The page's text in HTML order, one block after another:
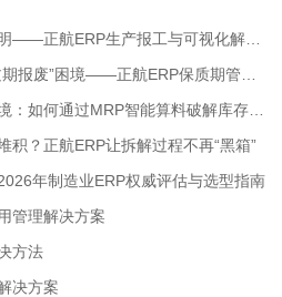
积？正航ERP让拆解过程不再“黑箱”
年制造业ERP权威评估与选型指南
管理解决方案
方法
决方案